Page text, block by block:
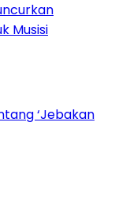
Musisi
‘Jebakan